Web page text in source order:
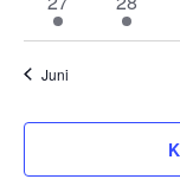
Veranstaltung
Juni